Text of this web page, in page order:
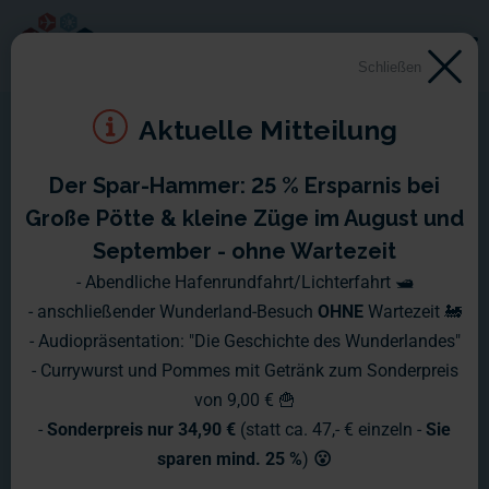
Wochenberichte 2021
Hier erhalten Sie die aktuellsten News
und Infos aus dem Wunderland -
"druckfrisch" jeden Montag!
Schließen
Aktuelle Mitteilung
Der Spar-Hammer: 25 % Ersparnis bei
Große Pötte & kleine Züge im August und
September - ohne Wartezeit
- Abendliche Hafenrundfahrt/Lichterfahrt 🛥️
- anschließender Wunderland-Besuch OHNE Wartezeit 🚂
- Audiopräsentation: "Die Geschichte des Wunderlandes"
- Currywurst und Pommes mit Getränk zum Sonderpreis
von 9,00 € 🍟
- Sonderpreis nur 34,90 € (statt ca. 47,- € einzeln - Sie
sparen mind. 25 %) 😮